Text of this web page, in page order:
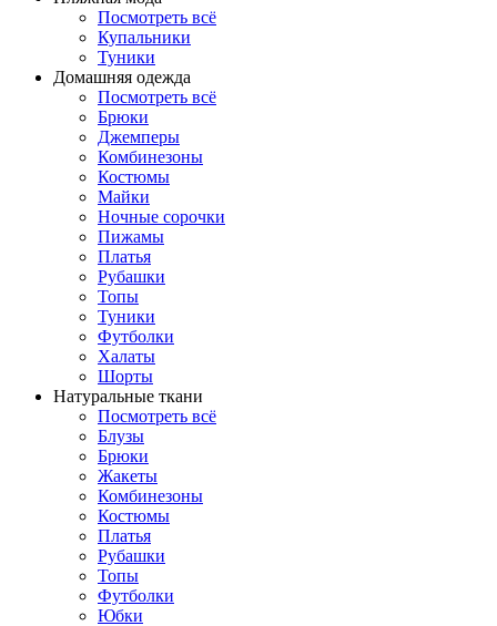
Посмотреть всё
Купальники
Туники
Домашняя одежда
Посмотреть всё
Брюки
Джемперы
Комбинезоны
Костюмы
Майки
Ночные сорочки
Пижамы
Платья
Рубашки
Топы
Туники
Футболки
Халаты
Шорты
Натуральные ткани
Посмотреть всё
Блузы
Брюки
Жакеты
Комбинезоны
Костюмы
Платья
Рубашки
Топы
Футболки
Юбки